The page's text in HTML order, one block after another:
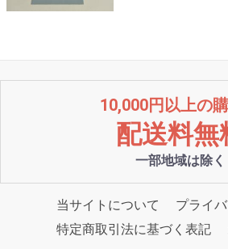
10,000円以上の
配送料無
一部地域は除く
当サイトについて
プライ
特定商取引法に基づく表記